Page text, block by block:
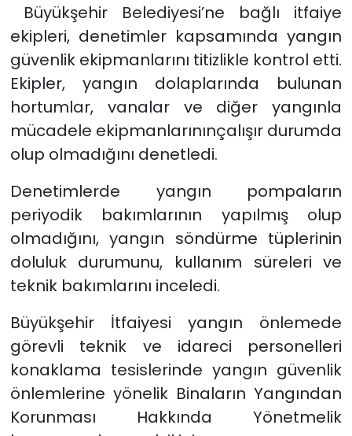
Büyükşehir Belediyesi’ne bağlı itfaiye
ekipleri, denetimler kapsamında yangın
güvenlik ekipmanlarını titizlikle kontrol etti.
Ekipler, yangın dolaplarında bulunan
hortumlar, vanalar ve diğer yangınla
mücadele ekipmanlarınınçalışır durumda
olup olmadığını denetledi.
Denetimlerde yangın pompaların
periyodik bakımlarının yapılmış olup
olmadığını, yangın söndürme tüplerinin
doluluk durumunu, kullanım süreleri ve
teknik bakımlarını inceledi.
Büyükşehir İtfaiyesi yangın önlemede
görevli teknik ve idareci personelleri
konaklama tesislerinde yangın güvenlik
önlemlerine yönelik Binaların Yangından
Korunması Hakkında Yönetmelik